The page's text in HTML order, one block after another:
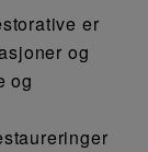
er
og
og